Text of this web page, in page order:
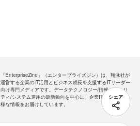
シェア
「EnterpriseZine」（エンタープライズジン）は、翔泳社が
運営する企業のIT活用とビジネス成長を支援するITリーダー
向け専門メディアです。データテクノロジー/情報セキュリ
ティ/システム運用の最新動向を中心に、企業ITに関する多
様な情報をお届けしています。